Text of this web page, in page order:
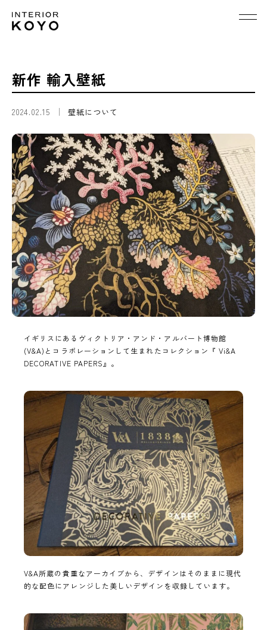
新作 輸入壁紙
2024.02.15 壁紙について
イギリスにあるヴィクトリア・アンド・アルバート博物館
(V&A)とコラボレーションして生まれたコレクション『 Vi&A
DECORATIVE PAPERS』。
V&A所蔵の貴重なアーカイブから、デザインはそのままに現代
的な配色にアレンジした美しいデザインを収録しています。